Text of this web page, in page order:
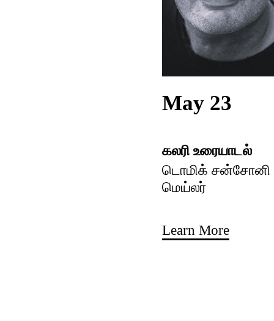
May 23
கலரி உரையாடல்
டொமிக் சன்சோனி
மெய்லர்
Learn More